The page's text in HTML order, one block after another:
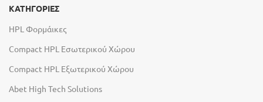
ΚΑΤΗΓΟΡΙΕΣ
HPL Φορμάικες
Compact HPL Εσωτερικού Χώρου
Compact HPL Εξωτερικού Χώρου
Abet High Tech Solutions